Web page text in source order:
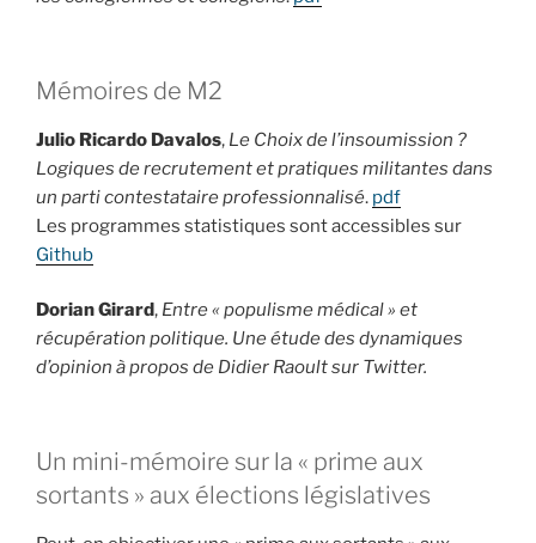
Mémoires de M2
Julio Ricardo Davalos, Le Choix de l’insoumission ?
Logiques de recrutement et pratiques militantes dans
un parti contestataire professionnalisé. pdf
Les programmes statistiques sont accessibles sur
Github
Dorian Girard, Entre « populisme médical » et
récupération politique. Une étude des dynamiques
d’opinion à propos de Didier Raoult sur Twitter.
Un mini-mémoire sur la « prime aux
sortants » aux élections législatives